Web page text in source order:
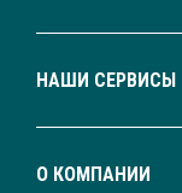
НАШИ СЕРВИСЫ
О КОМПАНИИ